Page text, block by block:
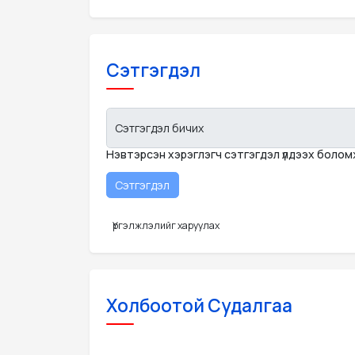
Сэтгэгдэл
Сэтгэгдэл бичих
Нэвтэрсэн хэрэглэгч сэтгэгдэл үлдээх
Үргэлжлэлийг харуулах
Холбоотой Судалгаа